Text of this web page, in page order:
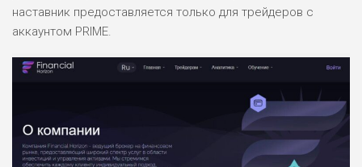
ПОДОЙДЕТ
РИСКИ: НИЗКИЕ
ПОДОЙДЕТ
наставник предоставляется только для трейдеров с
аккаунтом PRIME.